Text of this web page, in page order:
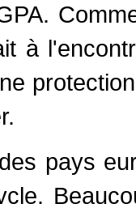
à
pays